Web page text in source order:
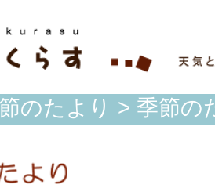
のたより > 季節の